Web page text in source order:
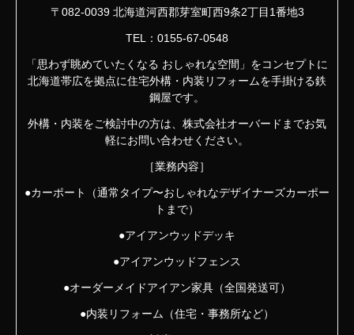
〒082-0039 北海道河西郡芽室町西9条2丁目1番地3
TEL：0155-67-0548
「思わず眺めていたくなる おしゃれな空間」をコンセプトに
北海道帯広を拠点に住宅外構・内装リフォームを手掛ける鉄
鋼屋です。
外構・内装をご検討中の方は、株式会社オーバードまでお気
軽にお問い合わせください。
［業務内容］
●カーポート（通常タイプ〜おしゃれなデザイナーズカーポー
トまで）
●アイアンウッドデッキ
●アイアンウッドフェンス
●オーダーメイドアイアン家具（全国発送可）
●内装リフォーム（住宅・事務所など）